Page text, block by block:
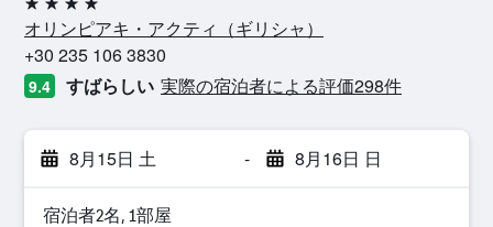
4つ星
オリンピアキ・アクティ​（ギリシャ​）​
+30 235 106 3830
9.4 すばらしい 実際の宿泊者による評価298​件
8月15日 土 - 8月16日 日
宿泊者2名, 1​部屋